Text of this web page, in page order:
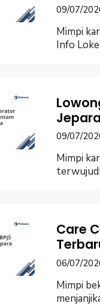
09/07/
Mimpi
Info
09/07/
Mimpi
Care
06/07/
Mimpi